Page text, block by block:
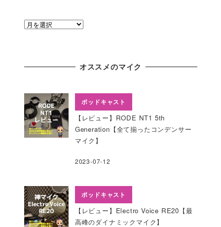
Y
A
I
E
オススメのマイク
ポッドキャスト
【レビュー】RODE NT1 5th
Generation【全て揃ったコンデンサー
マイク】
2023-07-12
ポッドキャスト
【レビュー】Electro Voice RE20【最
高峰のダイナミックマイク】